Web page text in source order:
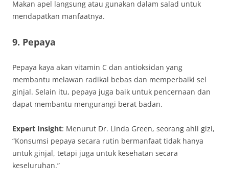
Makan apel langsung atau gunakan dalam salad untuk
mendapatkan manfaatnya.
9. Pepaya
Pepaya kaya akan vitamin C dan antioksidan yang
membantu melawan radikal bebas dan memperbaiki sel
ginjal. Selain itu, pepaya juga baik untuk pencernaan dan
dapat membantu mengurangi berat badan.
Expert Insight: Menurut Dr. Linda Green, seorang ahli gizi,
“Konsumsi pepaya secara rutin bermanfaat tidak hanya
untuk ginjal, tetapi juga untuk kesehatan secara
keseluruhan.”